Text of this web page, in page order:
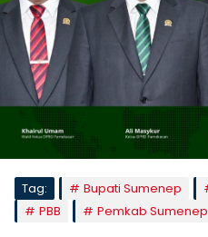
Tag: Bupati Sumenep
PBB
Pemkab Sumenep